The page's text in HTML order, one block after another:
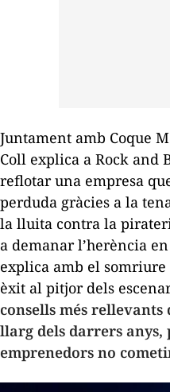
Juntament amb Coque
Coll explica a Rock and
reflotar una empresa
perduda gràcies a la
la lluita contra la
a demanar l’herència
explica amb el
èxit al pitjor dels
consells més
llarg dels darrers anys,
emprenedors no